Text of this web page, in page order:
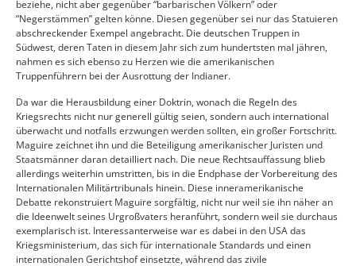
beziehe, nicht aber gegenüber “barbarischen Völkern” oder
“Negerstämmen” gelten könne. Diesen gegenüber sei nur das Statuieren
abschreckender Exempel angebracht. Die deutschen Truppen in
Südwest, deren Taten in diesem Jahr sich zum hundertsten mal jähren,
nahmen es sich ebenso zu Herzen wie die amerikanischen
Truppenführern bei der Ausrottung der Indianer.
Da war die Herausbildung einer Doktrin, wonach die Regeln des
Kriegsrechts nicht nur generell gültig seien, sondern auch international
überwacht und notfalls erzwungen werden sollten, ein großer Fortschritt.
Maguire zeichnet ihn und die Beteiligung amerikanischer Juristen und
Staatsmänner daran detailliert nach. Die neue Rechtsauffassung blieb
allerdings weiterhin umstritten, bis in die Endphase der Vorbereitung des
Internationalen Militärtribunals hinein. Diese inneramerikanische
Debatte rekonstruiert Maguire sorgfältig, nicht nur weil sie ihn näher an
die Ideenwelt seines Urgroßvaters heranführt, sondern weil sie durchaus
exemplarisch ist. Interessanterweise war es dabei in den USA das
Kriegsministerium, das sich für internationale Standards und einen
internationalen Gerichtshof einsetzte, während das zivile